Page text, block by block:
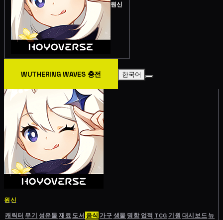
원신
WUTHERING WAVES 충전 한국어
원신
캐릭터 무기 성유물재료도서 음식 가구생물 명함 업적 TCG기원 대시보드뉴